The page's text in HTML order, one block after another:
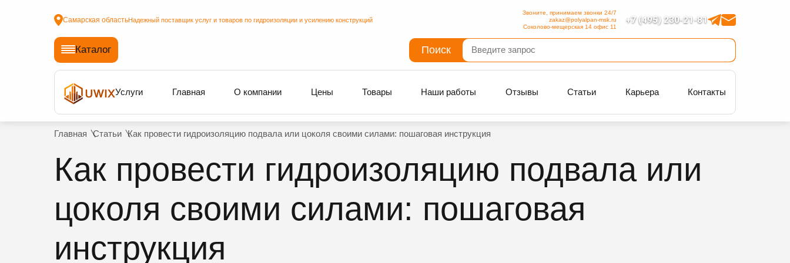
Самарская областьНадежный поставщик услуг и товаров по гидроизоляции и усилению конструкций +7 (495) 230-21-81
Звоните, принимаем звонки 24/7
zakaz@polyalpan-msk.ru
Соколово-мещерская 14 офис 11
Каталог Поиск
Услуги Главная О компании Цены Товары Наши работы Отзывы Статьи Карьера Контакты
Главная Статьи Как провести гидроизоляцию подвала или цоколя своими силами: пошаговая инструкция
Как провести гидроизоляцию подвала или
цоколя своими силами: пошаговая
инструкция